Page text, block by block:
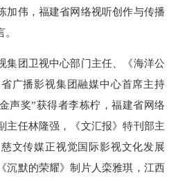
加伟，福建省网络视听创作与传播
集团卫视中心部门主任、《海洋公
广播影视集团融媒中心首席主持
声奖”获得者李栋柠，福建省网络
主任林隆强，《文汇报》特刊部主
文传媒正视觉国际影视文化发展
沉默的荣耀》制片人栾雅琪，江西